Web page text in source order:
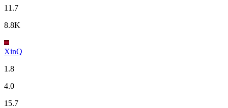
11.7
8.8K
XinQ
1.8
4.0
15.7